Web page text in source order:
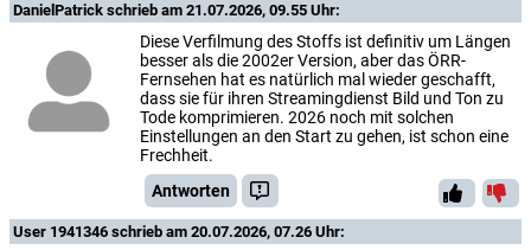
DanielPatrick schrieb am 21.07.2026, 09.55 Uhr:
Diese Verfilmung des Stoffs ist definitiv um Längen
besser als die 2002er Version, aber das ÖRR-
Fernsehen hat es natürlich mal wieder geschafft,
dass sie für ihren Streamingdienst Bild und Ton zu
Tode komprimieren. 2026 noch mit solchen
Einstellungen an den Start zu gehen, ist schon eine
Frechheit.
Antworten
User 1941346 schrieb am 20.07.2026, 07.26 Uhr: